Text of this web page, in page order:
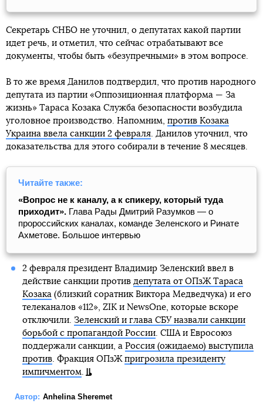
Секретарь СНБО не уточнил, о депутатах какой партии
идет речь, и отметил, что сейчас отрабатывают все
документы, чтобы быть «безупречными» в этом вопросе.
В то же время Данилов подтвердил, что против народного
депутата из партии «Оппозиционная платформа — За
жизнь» Тараса Козака Служба безопасности возбудила
уголовное производство. Напомним, против Козака
Украина ввела санкции 2 февраля. Данилов уточнил, что
доказательства для этого собирали в течение 8 месяцев.
Читайте также:
«Вопрос не к каналу, а к спикеру, который туда
приходит». Глава Рады Дмитрий Разумков — о
пророссийских каналах, команде Зеленского и Ринате
Ахметове. Большое интервью
2 февраля президент Владимир Зеленский ввел в
действие санкции против депутата от ОПзЖ Тараса
Козака(близкий соратник Виктора Медведчука) и его
телеканалов «112», ZIK и NewsOne, которые вскоре
отключили. Зеленский и глава СБУ назвали санкции
борьбой с пропагандой России. США и Евросоюз
поддержали санкции, а Россия (ожидаемо) выступила
против. Фракция ОПзЖ пригрозила президенту
импичментом.
Автор: Anhelina Sheremet